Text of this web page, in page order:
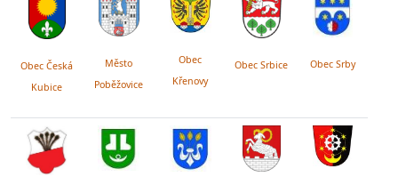
Obec Česká
Kubice
Město
Poběžovice
Obec
Křenovy
Obec Srbice Obec Srby